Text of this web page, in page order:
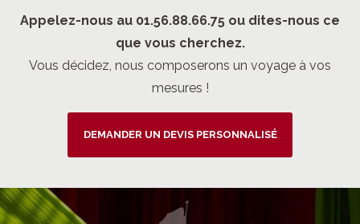
Appelez-nous au 01.56.88.66.75 ou dites-nous ce
que vous cherchez.
Vous décidez, nous composerons un voyage à vos
mesures !
DEMANDER UN DEVIS PERSONNALISÉ